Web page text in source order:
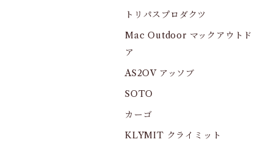
トリパスプロダクツ
Mac Outdoor マックアウトド
ア
AS2OV アッソブ
SOTO
カーゴ
KLYMIT クライミット